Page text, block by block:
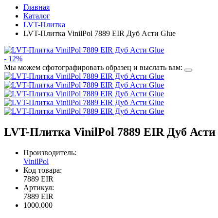
Главная
Каталог
LVT-Плитка
LVT-Плитка VinilPol 7889 EIR Дуб Асти Glue
- 12%
Мы можем сфотографировать образец и выслать вам:
LVT-Плитка VinilPol 7889 EIR Дуб Асти
Производитель:
VinilPol
Код товара:
7889 EIR
Артикул:
7889 EIR
1000.000